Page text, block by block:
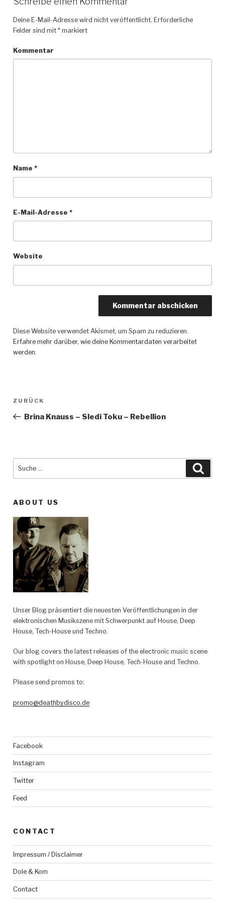
Deine E-Mail-Adresse wird nicht veröffentlicht. Erforderliche
Felder sind mit *markiert
Kommentar
Name *
E-Mail-Adresse *
Website
Diese Website verwendet Akismet, um Spam zu reduzieren.
Erfahre mehr darüber, wie deine Kommentardaten verarbeitet
werden.
Beitragsnavigation
Vorheriger
ZURÜCK
Brina Knauss – Sledi Toku – Rebellion
ABOUT US
Unser Blog präsentiert die neuesten Veröffentlichungen in der
elektronischen Musikszene mit Schwerpunkt auf House, Deep
House, Tech-House und Techno.
Our blog covers the latest releases of the electronic music scene
with spotlight on House, Deep House, Tech-House and Techno.
Please send promos to:
promo@deathbydisco.de
Facebook
Instagram
Twitter
Feed
CONTACT
Impressum / Disclaimer
Dole & Kom
Contact